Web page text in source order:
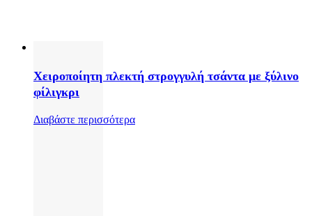
Χειροποίητη πλεκτή στρογγυλή τσάντα με ξύλινο
φίλιγκρι
Διαβάστε περισσότερα